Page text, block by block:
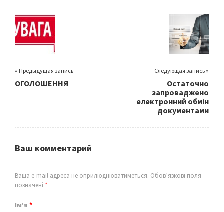
o
o
k
er
« Предыдущая запись
ОГОЛОШЕННЯ
Следующая запись »
Остаточно
запроваджено
електронний обмін
документами
Ваш комментарий
Ваша e-mail адреса не оприлюднюватиметься. Обов’язкові поля
позначені *
Ім’я *